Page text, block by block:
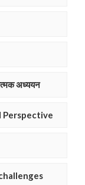
अध्ययन
Perspective